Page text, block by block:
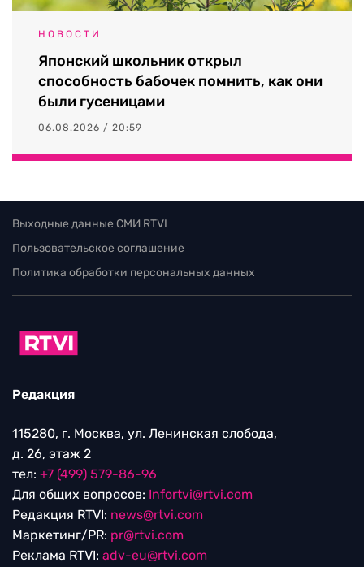
НОВОСТИ
Японский школьник открыл
способность бабочек помнить, как они
были гусеницами
06.08.2026 / 20:59
Выходные данные СМИ RTVI
Пользовательское соглашение
Политика обработки персональных данных
Редакция
115280, г. Москва, ул. Ленинская слобода,
д. 26, этаж 2
тел: +7 (499) 579-86-96
Для общих вопросов: Infortvi@rtvi.com
Редакция RTVI: news@rtvi.com
Маркетинг/PR: pr@rtvi.com
Реклама RTVI: adv-eu@rtvi.com